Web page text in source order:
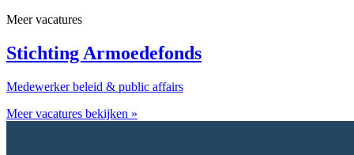
Meer vacatures
Stichting Armoedefonds
Medewerker beleid & public affairs
Meer vacatures bekijken »